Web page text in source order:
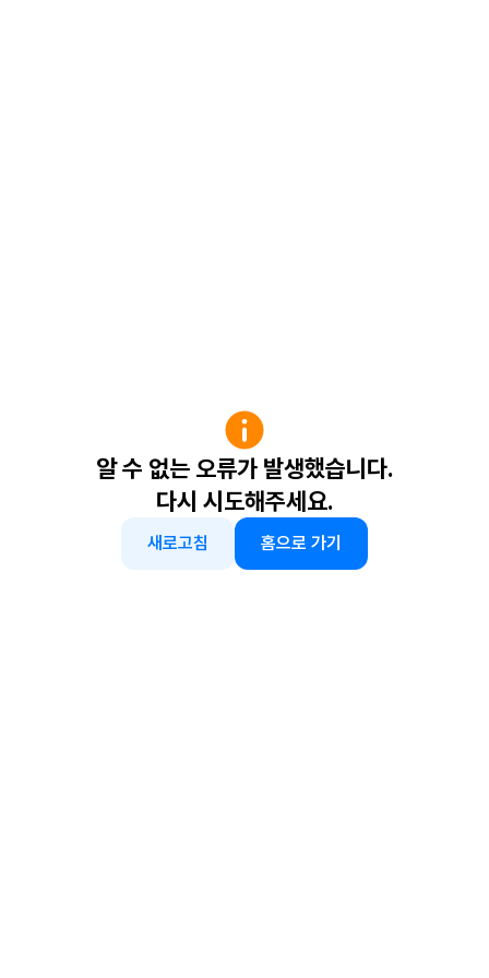
알 수 없는 오류가 발생했습니다.
다시 시도해주세요.
새로고침 홈으로 가기